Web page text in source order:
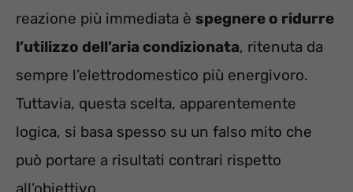
reazione più immediata è spegnere o ridurre
l’utilizzo dell’aria condizionata, ritenuta da
sempre l’elettrodomestico più energivoro.
Tuttavia, questa scelta, apparentemente
logica, si basa spesso su un falso mito che
può portare a risultati contrari rispetto